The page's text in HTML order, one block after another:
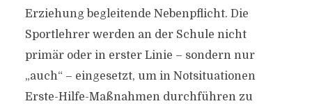
Erziehung begleitende Nebenpflicht. Die
Sportlehrer werden an der Schule nicht
primär oder in erster Linie – sondern nur
„auch“ – eingesetzt, um in Notsituationen
Erste-Hilfe-Maßnahmen durchführen zu